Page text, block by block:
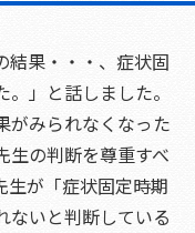
結果・・・、症状固
」と話しました。
がみられなくなった
生の判断を尊重すべ
生が「症状固定時期
ないと判断している